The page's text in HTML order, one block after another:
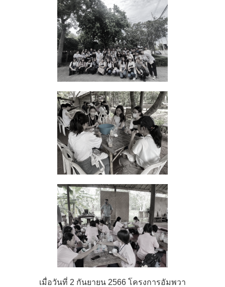
เมื่อวันที่ 2 กันยายน 2566 โครงการอัมพวา